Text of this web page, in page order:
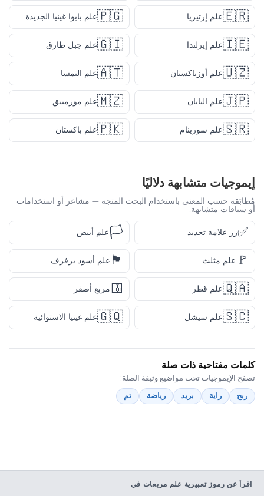
🇪🇷علم إرتيريا 🇵🇬علم بابوا غينيا الجديدة
🇮🇪علم إيرلندا 🇬🇮علم جبل طارق
🇺🇿علم أوزباكستان 🇦🇹علم النمسا
🇯🇵علم اليابان 🇲🇿علم موزمبيق
🇸🇷علم سورينام 🇵🇰علم باكستان
إيموجيات متشابهة دلاليًا
مُطابَقة حسب المعنى باستخدام البحث المتجه — مشاعر أو استخدامات
أو سياقات متشابهة.
✅زر علامة تحديد 🏳️علم أبيض
🚩 علم مثلث 🏴 علم أسود يرفرف
🇶🇦علم قطر 🟨مربع أصفر
🇸🇨علم سيشل 🇬🇶علم غينيا الاستوائية
كلمات مفتاحية ذات صلة
تصفح الإيموجيات تحت مواضيع وثيقة الصلة:
ربح
راية بريد رياضة تم
اقرأ عن رموز تعبيرية علم مربعات في